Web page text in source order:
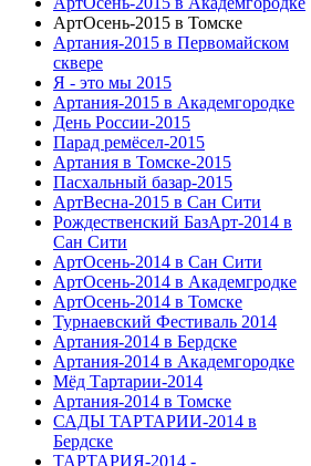
АртОсень-2015 в Томске
Артания-2015 в Первомайском
сквере
Я - это мы 2015
Артания-2015 в Академгородке
День России-2015
Парад ремёсел-2015
Артания в Томске-2015
Пасхальный базар-2015
АртВесна-2015 в Сан Сити
Рождественский БазАрт-2014 в
Сан Сити
АртОсень-2014 в Сан Сити
АртОсень-2014 в Академгродке
АртОсень-2014 в Томске
Турнаевский Фестиваль 2014
Артания-2014 в Бердске
Артания-2014 в Академгородке
Мёд Тартарии-2014
Артания-2014 в Томске
САДЫ ТАРТАРИИ-2014 в
Бердске
ТАРТАРИЯ-2014 -